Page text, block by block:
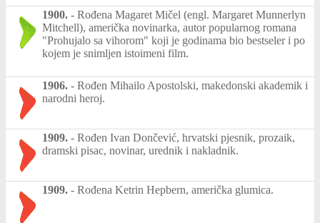
1900. - Rođena Magaret Mičel (engl. Margaret Munnerlyn
Mitchell), američka novinarka, autor popularnog romana
"Prohujalo sa vihorom" koji je godinama bio bestseler i po
kojem je snimljen istoimeni film.
1906. - Rođen Mihailo Apostolski, makedonski akademik i
narodni heroj.
1909. - Rođen Ivan Dončević, hrvatski pjesnik, prozaik,
dramski pisac, novinar, urednik i nakladnik.
1909. - Rođena Ketrin Hepbern, američka glumica.